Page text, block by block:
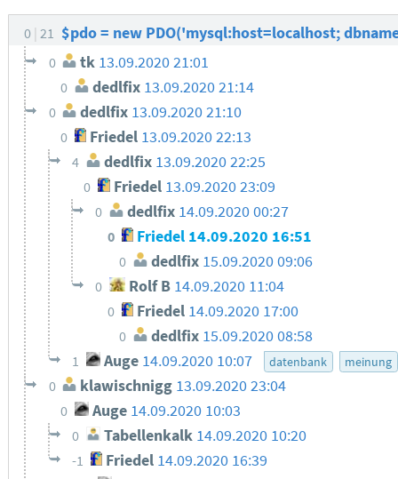
0 21 $pdo = new PDO('mysql:host=localhost;
0 tk 13.09.2020 21:01
0 dedlfix 13.09.2020 21:14
0 dedlfix 13.09.2020 21:10
0 Friedel 13.09.2020 22:13
4 dedlfix 13.09.2020 22:25
0 Friedel 13.09.2020 23:09
0 dedlfix 14.09.2020 00:27
0 Friedel 14.09.2020 16:51
0 dedlfix 15.09.2020 09:06
0 Rolf B 14.09.2020 11:04
0 Friedel 14.09.2020 17:00
0 dedlfix 15.09.2020 08:58
1 Auge 14.09.2020 10:07 datenbank meinung
0 klawischnigg 13.09.2020 23:04
0 Auge 14.09.2020 10:03
0 Tabellenkalk 14.09.2020 10:20
-1 Friedel 14.09.2020 16:39